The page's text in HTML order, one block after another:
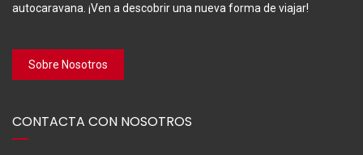
autocaravana. ¡Ven a descobrir una nueva forma de viajar!
Sobre Nosotros
CONTACTA CON NOSOTROS